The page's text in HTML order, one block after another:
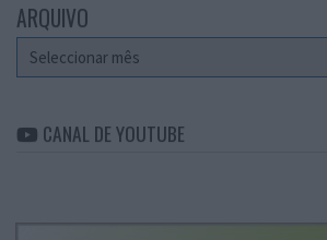
ARQUIVO
Arquivo
CANAL DE YOUTUBE